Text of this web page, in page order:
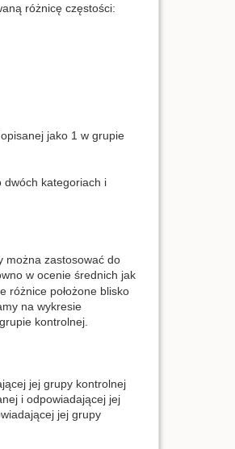
różnicę częstości:
jako 1 w grupie
dwóch kategoriach i
można zastosować do
w ocenie średnich jak
różnice położone blisko
na wykresie
kontrolnej.
jej grupy kontrolnej
i odpowiadającej jej
jej grupy